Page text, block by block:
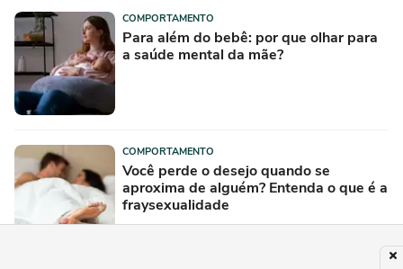
COMPORTAMENTO
Para além do bebê: por que olhar para
a saúde mental da mãe?
COMPORTAMENTO
Você perde o desejo quando se
aproxima de alguém? Entenda o que é a
fraysexualidade